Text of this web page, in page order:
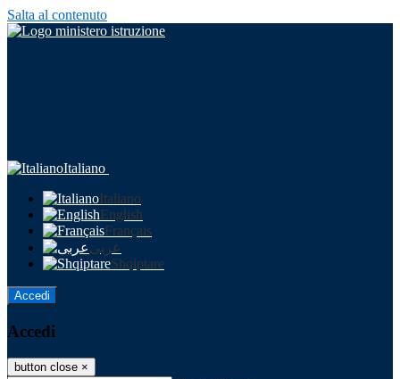
Salta al contenuto
Italiano
Italiano
English
Français
عربى
Shqiptare
Accedi
Accedi
button close ×